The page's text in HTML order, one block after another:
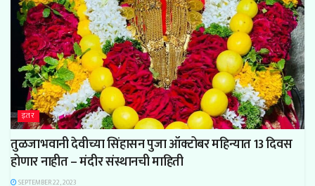
इतर
तुळजाभवानी देवीच्या सिंहासन पुजा ऑक्टोबर महिन्यात 13 दिवस
होणार नाहीत – मंदीर संस्थानची माहिती
SEPTEMBER 22, 2023